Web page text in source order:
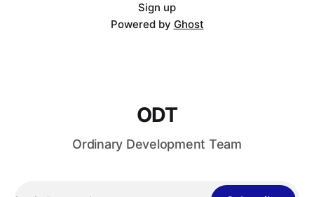
Sign up
Powered by Ghost
ODT
Ordinary Development Team